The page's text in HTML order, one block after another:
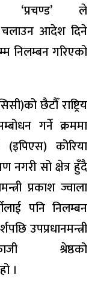
‘प्रचण्ड’ ले
चलाउन आदेश दिने
निलम्बन गरिएको
छैटौँ राष्ट्रिय
गर्ने क्रममा
(इपिएस) कोरिया
नगरी सो क्षेत्र हुँदै
प्रकाश ज्वाला
पनि निलम्बन
उपप्रधानमन्त्री
श्रेष्ठको
।